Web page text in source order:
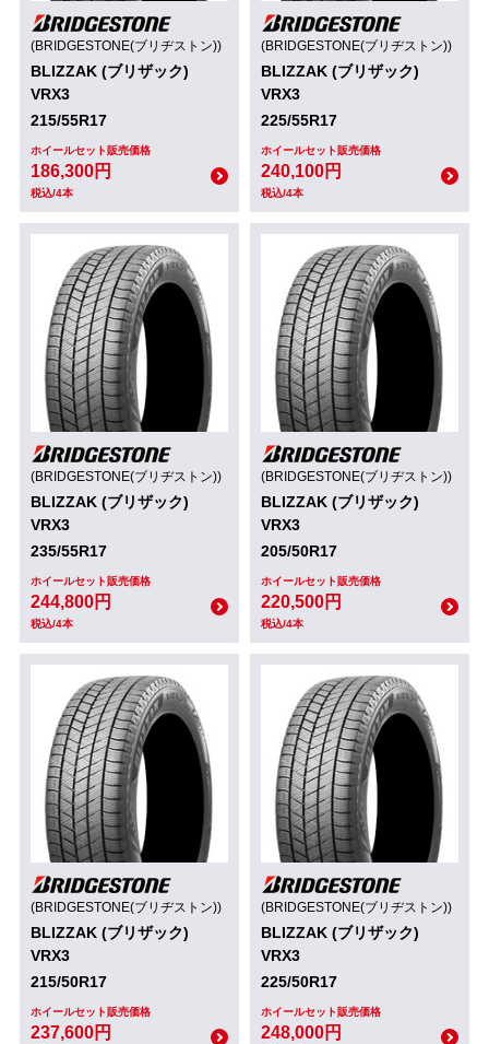
(BRIDGESTONE(ブリヂストン))
BLIZZAK (ブリザック)
VRX3
215/55R17
ホイールセット販売価格
186,300円
税込/4本
(BRIDGESTONE(ブリヂストン))
BLIZZAK (ブリザック)
VRX3
225/55R17
ホイールセット販売価格
240,100円
税込/4本
(BRIDGESTONE(ブリヂストン))
BLIZZAK (ブリザック)
VRX3
235/55R17
ホイールセット販売価格
244,800円
税込/4本
(BRIDGESTONE(ブリヂストン))
BLIZZAK (ブリザック)
VRX3
205/50R17
ホイールセット販売価格
220,500円
税込/4本
(BRIDGESTONE(ブリヂストン))
BLIZZAK (ブリザック)
VRX3
215/50R17
ホイールセット販売価格
237,600円
(BRIDGESTONE(ブリヂストン))
BLIZZAK (ブリザック)
VRX3
225/50R17
ホイールセット販売価格
248,000円